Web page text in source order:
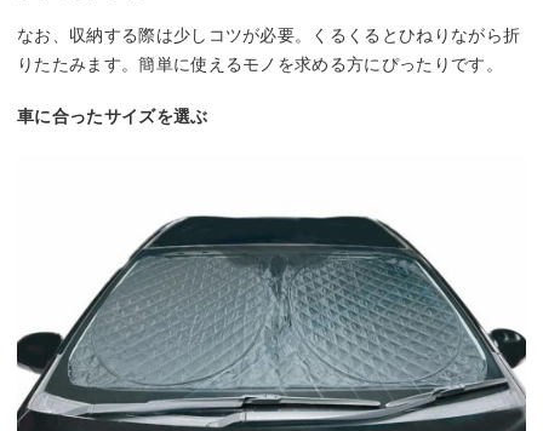
なお、収納する際は少しコツが必要。くるくるとひねりながら折
りたたみます。簡単に使えるモノを求める方にぴったりです。
車に合ったサイズを選ぶ